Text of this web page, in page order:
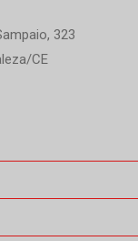
323
CE